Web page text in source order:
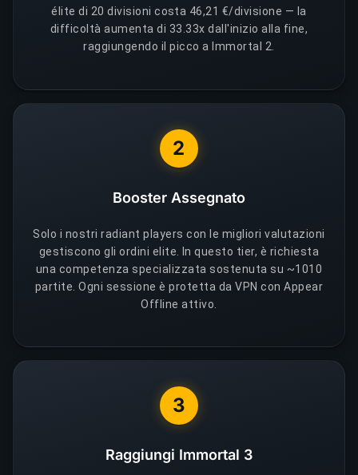
élite di 20 divisioni costa 46,21 €/divisione — la
difficoltà aumenta di 33.33x dall'inizio alla fine,
raggiungendo il picco a Immortal 2.
2
Booster Assegnato
Solo i nostri radiant players con le migliori valutazioni
gestiscono gli ordini elite. In questo tier, è richiesta
una competenza specializzata sostenuta su ~1010
partite. Ogni sessione è protetta da VPN con Appear
Offline attivo.
3
Raggiungi Immortal 3